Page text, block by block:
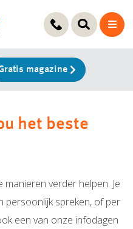
magazine
het beste
verder helpen. Je
persoonlijk spreken, of per
een van onze infodagen